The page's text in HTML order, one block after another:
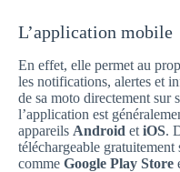
L’application mobile
En effet, elle permet au
les notifications, alertes et
de sa moto directement sur
l’application est
appareils Android et iOS.
téléchargeable
comme Google Play Store